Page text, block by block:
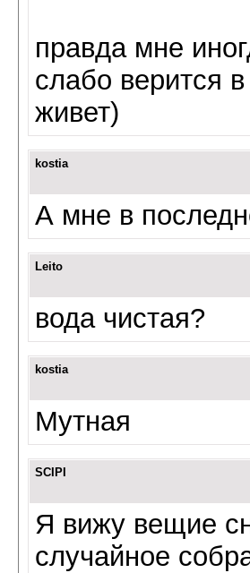
правда мне
слабо верится
живет)
kostia
А мне в
Leito
вода чистая?
kostia
Мутная
SCIPI
Я вижу вещие
случайное